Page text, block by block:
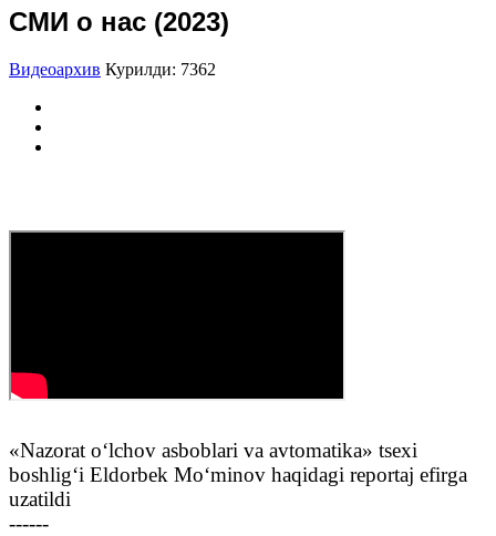
СМИ о нас (2023)
Видеоархив Курилди: 7362
«Nazorat o‘lchov asboblari va avtomatika» tsexi
boshlig‘i Eldorbek Mo‘minov haqidagi reportaj efirga
uzatildi
------